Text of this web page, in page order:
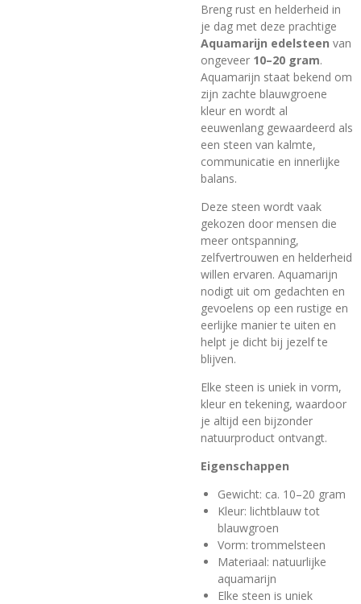
Breng rust en helderheid in
je dag met deze prachtige
Aquamarijn edelsteen van
ongeveer 10–20 gram.
Aquamarijn staat bekend om
zijn zachte blauwgroene
kleur en wordt al
eeuwenlang gewaardeerd als
een steen van kalmte,
communicatie en innerlijke
balans.
Deze steen wordt vaak
gekozen door mensen die
meer ontspanning,
zelfvertrouwen en helderheid
willen ervaren. Aquamarijn
nodigt uit om gedachten en
gevoelens op een rustige en
eerlijke manier te uiten en
helpt je dicht bij jezelf te
blijven.
Elke steen is uniek in vorm,
kleur en tekening, waardoor
je altijd een bijzonder
natuurproduct ontvangt.
Eigenschappen
Gewicht: ca. 10–20 gram
Kleur: lichtblauw tot
blauwgroen
Vorm: trommelsteen
Materiaal: natuurlijke
aquamarijn
Elke steen is uniek